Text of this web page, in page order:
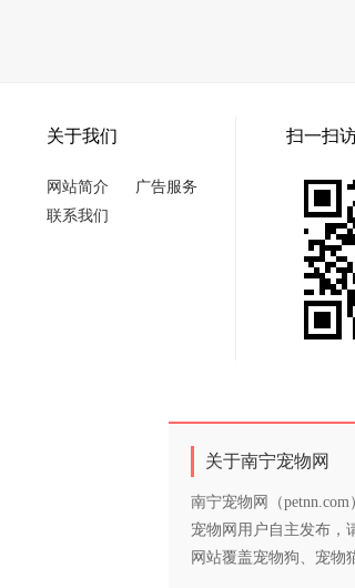
关于我们
网站简介
广告服务
联系我们
扫一扫
关于南宁宠物网
南宁宠物网（
宠物网用户自主发布，
网站覆盖宠物狗、宠物